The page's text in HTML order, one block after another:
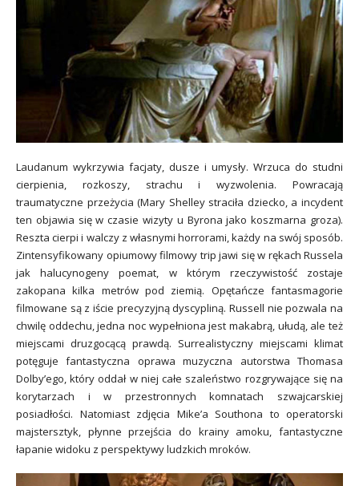
Laudanum wykrzywia facjaty, dusze i umysły. Wrzuca do studni
cierpienia, rozkoszy, strachu i wyzwolenia. Powracają
traumatyczne przeżycia (Mary Shelley straciła dziecko, a incydent
ten objawia się w czasie wizyty u Byrona jako koszmarna groza).
Reszta cierpi i walczy z własnymi horrorami, każdy na swój sposób.
Zintensyfikowany opiumowy filmowy trip jawi się w rękach Russela
jak halucynogeny poemat, w którym rzeczywistość zostaje
zakopana kilka metrów pod ziemią. Opętańcze fantasmagorie
filmowane są z iście precyzyjną dyscypliną. Russell nie pozwala na
chwilę oddechu, jedna noc wypełniona jest makabrą, ułudą, ale też
miejscami druzgocącą prawdą. Surrealistyczny miejscami klimat
potęguje fantastyczna oprawa muzyczna autorstwa Thomasa
Dolby’ego, który oddał w niej całe szaleństwo rozgrywające się na
korytarzach i w przestronnych komnatach szwajcarskiej
posiadłości. Natomiast zdjęcia Mike’a Southona to operatorski
majstersztyk, płynne przejścia do krainy amoku, fantastyczne
łapanie widoku z perspektywy ludzkich mroków.